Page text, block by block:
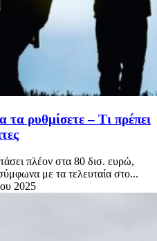
ρυθμίσετε – Τι πρέπει
πλέον στα 80 δισ. ευρώ,
με τα τελευταία στο...
2025